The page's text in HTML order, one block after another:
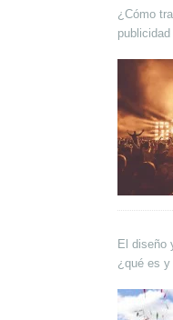
¿Cómo
El diseño
¿qué es y